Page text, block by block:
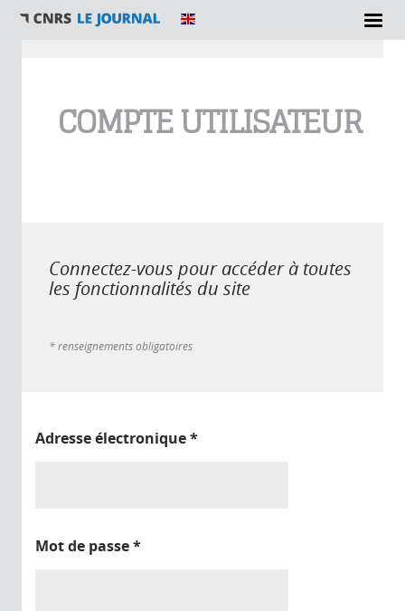
COMPTE UTILISATEUR
Connectez-vous pour accéder à toutes
les fonctionnalités du site
* renseignements obligatoires
Adresse électronique*
Mot de passe*